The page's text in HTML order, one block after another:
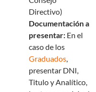
Directivo)
Documentación a
presentar: En el
caso de los
Graduados,
presentar DNI,
Titulo y Analítico,